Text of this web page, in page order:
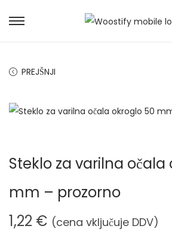
S
o
v
t
S
o
n
t
PREJŠNJI
Steklo za varilna očala
mm – prozorno
1,22 € (cena vključuje DDV)